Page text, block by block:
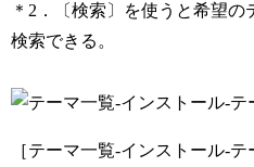
＊2．〔検索〕を使うと希望の
検索できる。
［テーマ一覧-インストール-テ